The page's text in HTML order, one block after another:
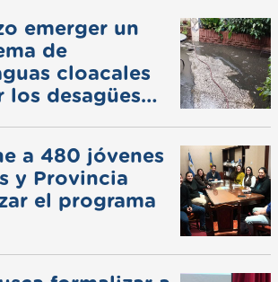
emerger un
de
cloacales
los desagües
a 480 jóvenes
y Provincia
el programa